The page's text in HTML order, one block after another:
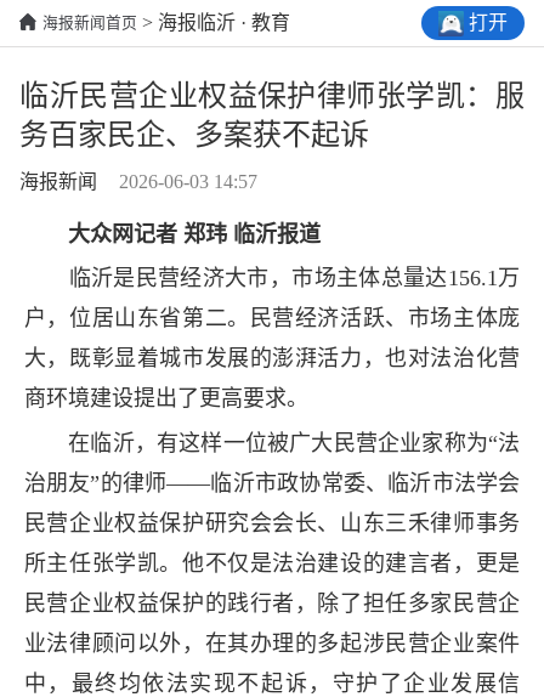
海报新闻首页 > 海报临沂 · 教育 打开
临沂民营企业权益保护律师张学凯：服
务百家民企、多案获不起诉
海报新闻 2026-06-03 14:57
大众网记者 郑玮 临沂报道
临沂是民营经济大市，市场主体总量达156.1万
户，位居山东省第二。民营经济活跃、市场主体庞
大，既彰显着城市发展的澎湃活力，也对法治化营
商环境建设提出了更高要求。
在临沂，有这样一位被广大民营企业家称为“法
治朋友”的律师——临沂市政协常委、临沂市法学会
民营企业权益保护研究会会长、山东三禾律师事务
所主任张学凯。他不仅是法治建设的建言者，更是
民营企业权益保护的践行者，除了担任多家民营企
业法律顾问以外，在其办理的多起涉民营企业案件
中，最终均依法实现不起诉，守护了企业发展信